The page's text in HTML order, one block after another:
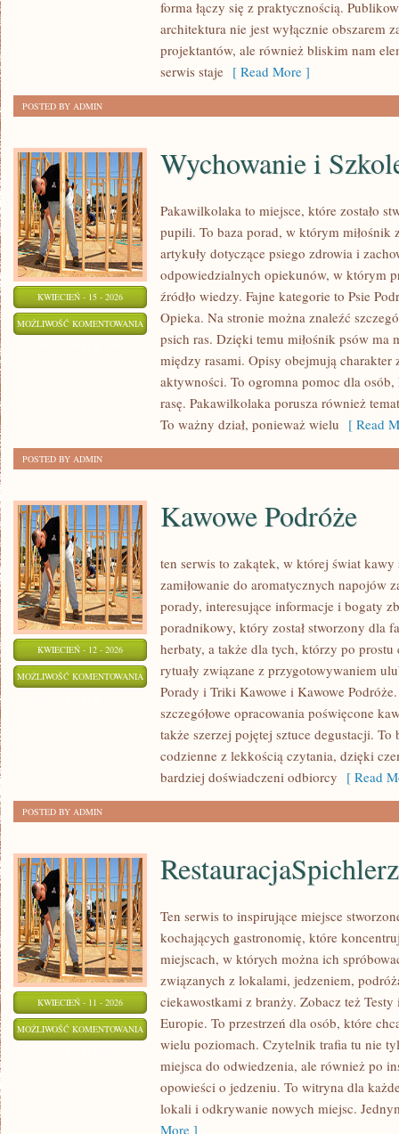
forma łączy się z praktycznością.
architektura nie jest wyłącznie obszarem
projektantów, ale również bliskim nam
serwis staje [ Read More ]
POSTED BY ADMIN
KWIECIEŃ - 15 - 2026
MOŻLIWOŚĆ KOMENTOWANIA WYCHOWANIE
SZKOLENIE
Wychowanie i
Pakawilkolaka to miejsce, które zostało
pupili. To baza porad, w którym miłośnik
artykuły dotyczące psiego zdrowia i
odpowiedzialnych opiekunów, w którym
źródło wiedzy. Fajne kategorie to Psie
Opieka. Na stronie można znaleźć
psich ras. Dzięki temu miłośnik psów ma
między rasami. Opisy obejmują charakter
aktywności. To ogromna pomoc dla
rasę. Pakawilkolaka porusza również
To ważny dział, ponieważ wielu [ Read
POSTED BY ADMIN
KWIECIEŃ - 12 - 2026
MOŻLIWOŚĆ KOMENTOWANIA KAWOWE
PODRÓŻE
Kawowe Podróże
ten serwis to zakątek, w której świat
zamiłowanie do aromatycznych napojów
porady, interesujące informacje i bogaty
poradnikowy, który został stworzony dla
herbaty, a także dla tych, którzy po
rytuały związane z przygotowywaniem
Porady i Triki Kawowe i Kawowe
szczegółowe opracowania poświęcone
także szerzej pojętej sztuce degustacji.
codzienne z lekkością czytania, dzięki
bardziej doświadczeni odbiorcy [ Read
POSTED BY ADMIN
KWIECIEŃ - 11 - 2026
MOŻLIWOŚĆ KOMENTOWANIA RESTAURACJASPICHLERZ
RestauracjaSpichlerz
Ten serwis to inspirujące miejsce
kochających gastronomię, które
miejscach, w których można ich
związanych z lokalami, jedzeniem,
ciekawostkami z branży. Zobacz też
Europie. To przestrzeń dla osób, które
wielu poziomach. Czytelnik trafia tu nie
miejsca do odwiedzenia, ale również po
opowieści o jedzeniu. To witryna dla
lokali i odkrywanie nowych miejsc.
More ]